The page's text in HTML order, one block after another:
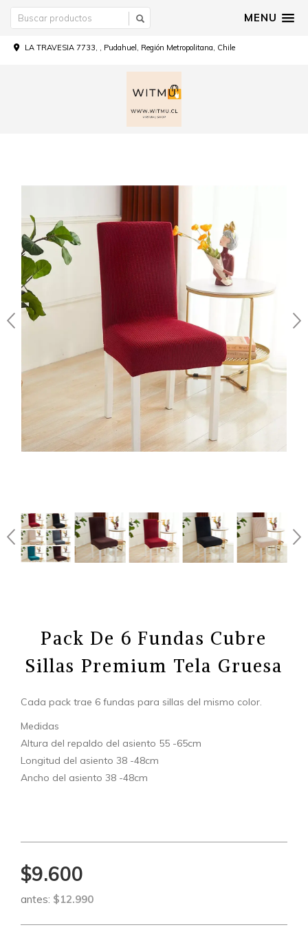
MENU
LA TRAVESIA 7733, , Pudahuel, Región Metropolitana, Chile
Pack De 6 Fundas Cubre
Sillas Premium Tela Gruesa
Cada pack trae 6 fundas para sillas del mismo color.
Medidas
Altura del repaldo del asiento 55 -65cm
Longitud del asiento 38 -48cm
Ancho del asiento 38 -48cm
$9.600
antes: $12.990